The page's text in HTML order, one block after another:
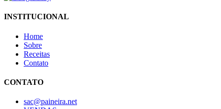
INSTITUCIONAL
Home
Sobre
Receitas
Contato
CONTATO
sac@paineira.net